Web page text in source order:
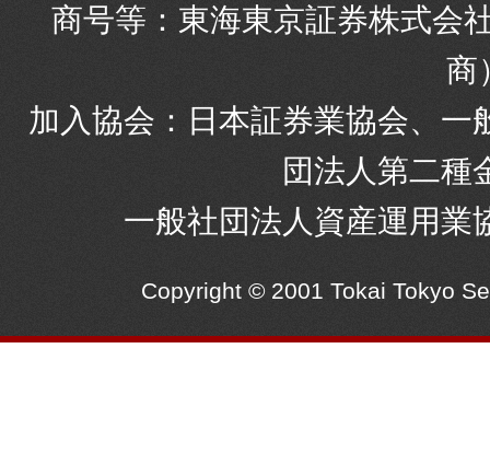
商号等：東海東京証券株式会
商
加入協会：日本証券業協会、
団法人第二種
一般社団法人資産運用業
Copyright © 2001 Tokai Tokyo